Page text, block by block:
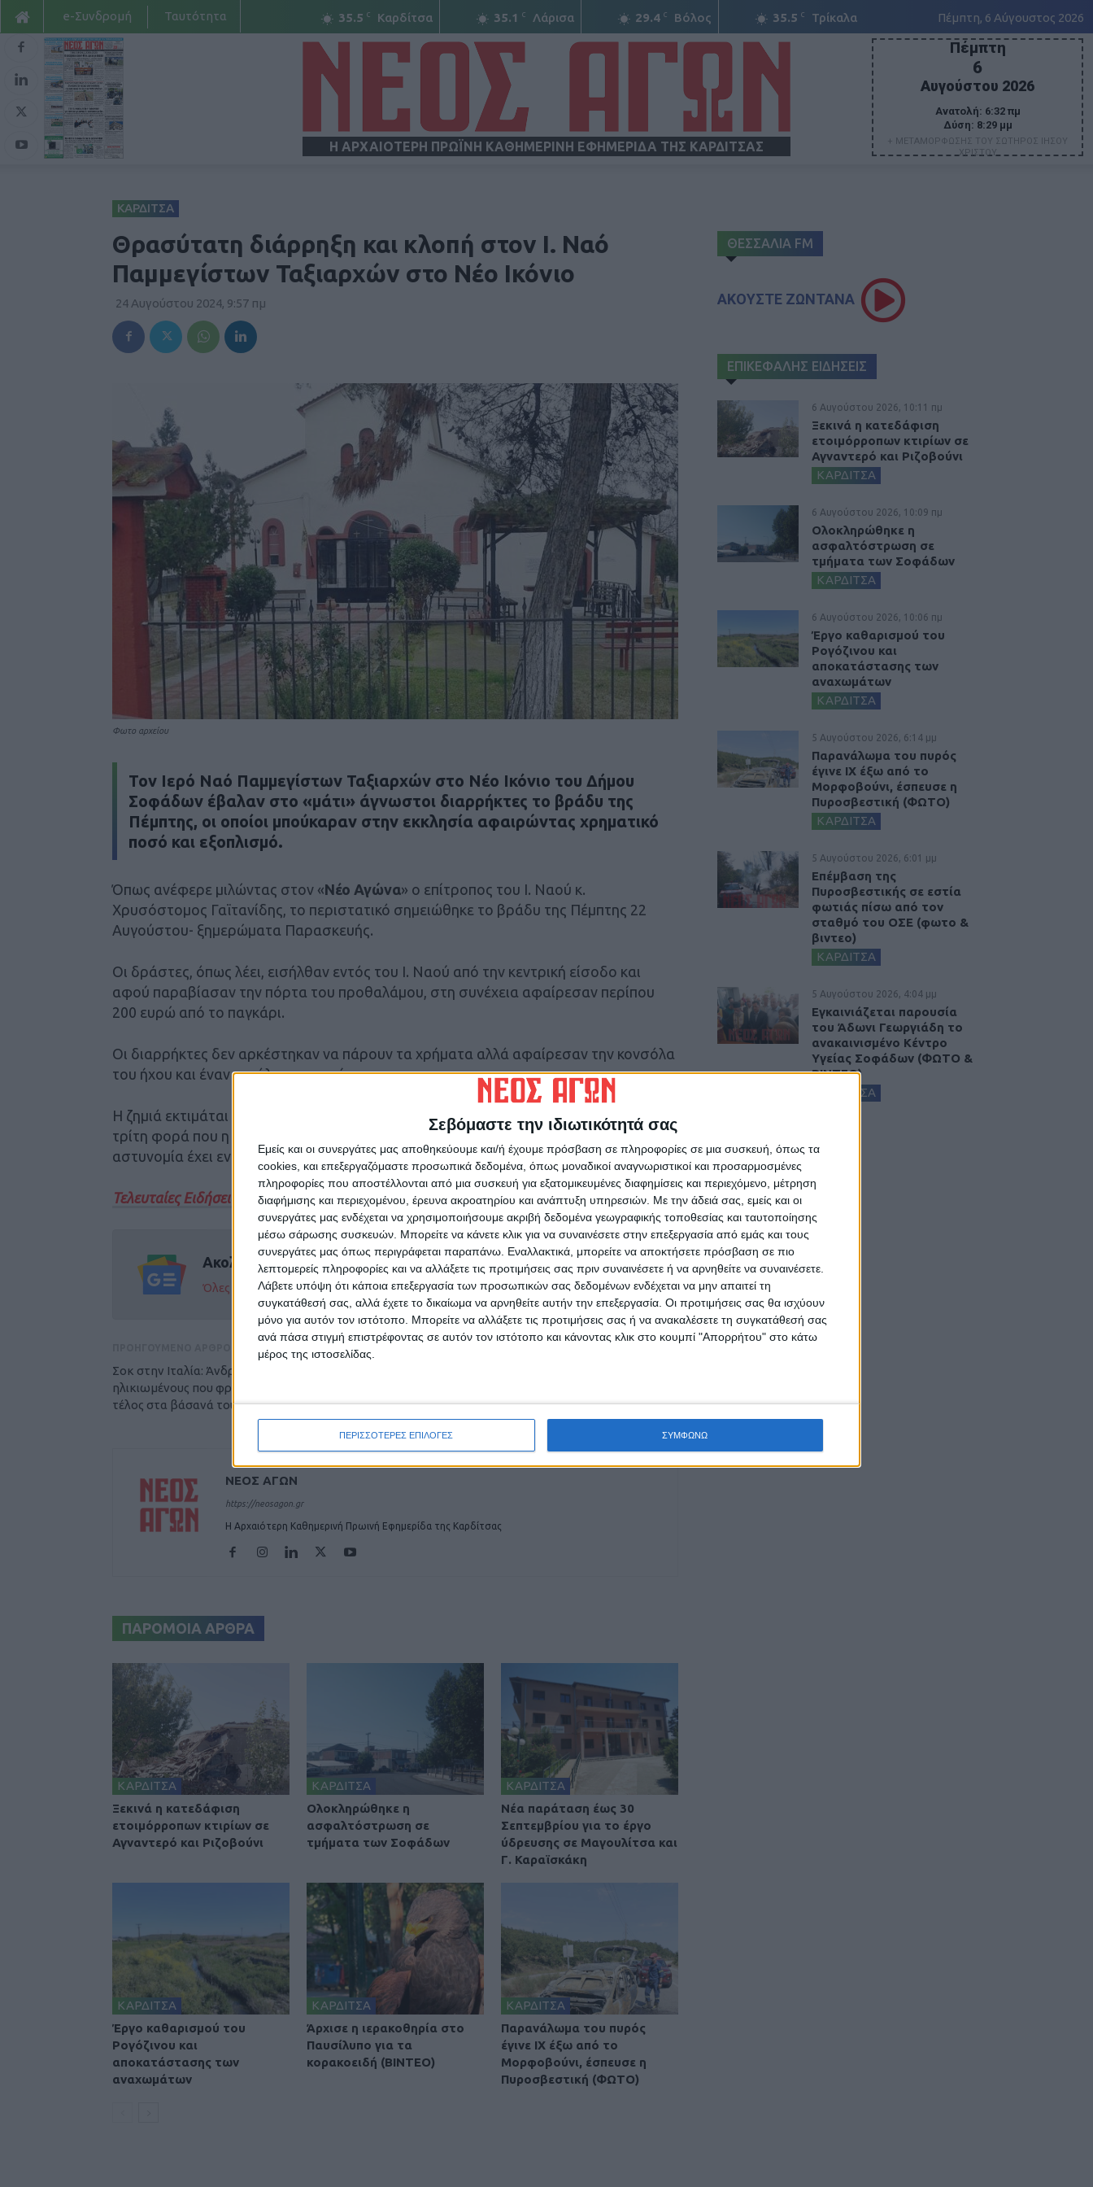
Σεβόμαστε την ιδιωτικότητά σας
Εμείς και οι συνεργάτες μας αποθηκεύουμε και/ή έχουμε πρόσβαση σε πληροφορίες σε μια συσκευή, όπως τα
cookies, και επεξεργαζόμαστε προσωπικά δεδομένα, όπως μοναδικοί αναγνωριστικοί και προσαρμοσμένες
πληροφορίες που αποστέλλονται από μια συσκευή για εξατομικευμένες διαφημίσεις και περιεχόμενο, μέτρηση
διαφήμισης και περιεχομένου, έρευνα ακροατηρίου και ανάπτυξη υπηρεσιών. Με την άδειά σας, εμείς και οι
συνεργάτες μας ενδέχεται να χρησιμοποιήσουμε ακριβή δεδομένα γεωγραφικής τοποθεσίας και ταυτοποίησης
μέσω σάρωσης συσκευών. Μπορείτε να κάνετε κλικ για να συναινέσετε στην επεξεργασία από εμάς και τους
συνεργάτες μας όπως περιγράφεται παραπάνω. Εναλλακτικά, μπορείτε να αποκτήσετε πρόσβαση σε πιο
λεπτομερείς πληροφορίες και να αλλάξετε τις προτιμήσεις σας πριν συναινέσετε ή να αρνηθείτε να συναινέσετε.
Λάβετε υπόψη ότι κάποια επεξεργασία των προσωπικών σας δεδομένων ενδέχεται να μην απαιτεί τη
συγκατάθεσή σας, αλλά έχετε το δικαίωμα να αρνηθείτε αυτήν την επεξεργασία. Οι προτιμήσεις σας θα ισχύουν
μόνο για αυτόν τον ιστότοπο. Μπορείτε να αλλάξετε τις προτιμήσεις σας ή να ανακαλέσετε τη συγκατάθεσή σας
ανά πάσα στιγμή επιστρέφοντας σε αυτόν τον ιστότοπο και κάνοντας κλικ στο κουμπί "Απορρήτου" στο κάτω
μέρος της ιστοσελίδας.
ΠΕΡΙΣΣΟΤΕΡΕΣ ΕΠΙΛΟΓΕΣ ΣΥΜΦΩΝΩ
35.5 C Καρδίτσα 35.1 C Λάρισα 29.4 C Βόλος 35.5 C Τρίκαλα Πέμπτη, 6 Αύγουστος 2026
e-Συνδρομή Ταυτότητα
Η ΑΡΧΑΙΟΤΕΡΗ ΠΡΩΪΝΗ ΚΑΘΗΜΕΡΙΝΗ ΕΦΗΜΕΡΙΔΑ ΤΗΣ ΚΑΡΔΙΤΣΑΣ
Πέμπτη
6
Αυγούστου 2026
Ανατολή: 6:32 πμ
Δύση: 8:29 μμ
+ ΜΕΤΑΜΟΡΦΩΣΗΣ ΤΟΥ ΣΩΤΗΡΟΣ ΙΗΣΟΥ
ΧΡΙΣΤΟΥ
ΚΑΡΔΙΤΣΑ
Θρασύτατη διάρρηξη και κλοπή στον Ι. Ναό
Παμμεγίστων Ταξιαρχών στο Νέο Ικόνιο
24 Αυγούστου 2024, 9:57 πμ
Φωτο αρχείου
Τον Ιερό Ναό Παμμεγίστων Ταξιαρχών στο Νέο Ικόνιο του Δήμου
Σοφάδων έβαλαν στο «μάτι» άγνωστοι διαρρήκτες το βράδυ της
Πέμπτης, οι οποίοι μπούκαραν στην εκκλησία αφαιρώντας χρηματικό
ποσό και εξοπλισμό.
Όπως ανέφερε μιλώντας στον «Νέο Αγώνα» ο επίτροπος του Ι. Ναού κ.
Χρυσόστομος Γαϊτανίδης, το περιστατικό σημειώθηκε το βράδυ της Πέμπτης 22
Αυγούστου- ξημερώματα Παρασκευής.
Οι δράστες, όπως λέει, εισήλθαν εντός του Ι. Ναού από την κεντρική είσοδο και
αφού παραβίασαν την πόρτα του προθαλάμου, στη συνέχεια αφαίρεσαν περίπου
200 ευρώ από το παγκάρι.
Οι διαρρήκτες δεν αρκέστηκαν να πάρουν τα χρήματα αλλά αφαίρεσαν την κονσόλα
του ήχου και έναν μεγάλο ανεμιστήρα.
Η ζημιά εκτιμάται περίπου στα 2.500 ευρώ, ενώ σύμφωνα με τον κ. Γαϊτανίδη είναι η
τρίτη φορά που η εκκλησία παραβιάστηκε κατά τη διάρκεια της τελευταίας 5ετίας. Η
αστυνομία έχει ενημερωθεί για το περιστατικό ώστε να ενεργήσει καταλλήλως.
Τελευταίες Ειδήσεις Σήμερα
Ακολούθησε την εφημερίδα ΝΕΟΣ ΑΓΩΝ στο Google News!
Όλες οι εξελίξεις στην περιοχή της Καρδίτσας και ευρύτερα της Θεσσαλίας
Σοκ στην Ιταλία: Άνδρας σκότωσε 4
ηλικιωμένους που φρόντιζε -«Ήθελα να βάλω
τέλος στα βάσανά τους», είπε
Ορφανά
ΝΕΟΣ ΑΓΩΝ
https://neosagon.gr
Η Αρχαιότερη Καθημερινή Πρωινή Εφημερίδα της Καρδίτσας
ΠΑΡΟΜΟΙΑ ΑΡΘΡΑ
ΚΑΡΔΙΤΣΑ
Ξεκινά η κατεδάφιση
ετοιμόρροπων κτιρίων σε
Αγναντερό και Ριζοβούνι
ΚΑΡΔΙΤΣΑ
Ολοκληρώθηκε η
ασφαλτόστρωση σε
τμήματα των Σοφάδων
ΚΑΡΔΙΤΣΑ
Νέα παράταση έως 30
Σεπτεμβρίου για το έργο
ύδρευσης σε Μαγουλίτσα και
Γ. Καραϊσκάκη
ΚΑΡΔΙΤΣΑ
Έργο καθαρισμού του
Ρογόζινου και
αποκατάστασης των
αναχωμάτων
ΚΑΡΔΙΤΣΑ
Άρχισε η ιερακοθηρία στο
Παυσίλυπο για τα
κορακοειδή (ΒΙΝΤΕΟ)
ΚΑΡΔΙΤΣΑ
Παρανάλωμα του πυρός
έγινε ΙΧ έξω από το
Μορφοβούνι, έσπευσε η
Πυροσβεστική (ΦΩΤΟ)
ΘΕΣΣΑΛΙΑ FM
ΑΚΟΥΣΤΕ ΖΩΝΤΑΝΑ
ΕΠΙΚΕΦΑΛΗΣ ΕΙΔΗΣΕΙΣ
6 Αυγούστου 2026, 10:11 πμ
Ξεκινά η κατεδάφιση
ετοιμόρροπων κτιρίων σε
Αγναντερό και Ριζοβούνι
ΚΑΡΔΙΤΣΑ
6 Αυγούστου 2026, 10:09 πμ
Ολοκληρώθηκε η
ασφαλτόστρωση σε
τμήματα των Σοφάδων
ΚΑΡΔΙΤΣΑ
6 Αυγούστου 2026, 10:06 πμ
Έργο καθαρισμού του
Ρογόζινου και
αποκατάστασης των
αναχωμάτων
ΚΑΡΔΙΤΣΑ
5 Αυγούστου 2026, 6:14 μμ
Παρανάλωμα του πυρός
έγινε ΙΧ έξω από το
Μορφοβούνι, έσπευσε η
Πυροσβεστική (ΦΩΤΟ)
ΚΑΡΔΙΤΣΑ
5 Αυγούστου 2026, 6:01 μμ
Επέμβαση της
Πυροσβεστικής σε εστία
φωτιάς πίσω από τον
σταθμό του ΟΣΕ (φωτο &
βιντεο)
ΚΑΡΔΙΤΣΑ
5 Αυγούστου 2026, 4:04 μμ
Εγκαινιάζεται παρουσία
του Άδωνι Γεωργιάδη το
ανακαινισμένο Κέντρο
Υγείας Σοφάδων (ΦΩΤΟ &
ΒΙΝΤΕΟ)
ΚΑΡΔΙΤΣΑ